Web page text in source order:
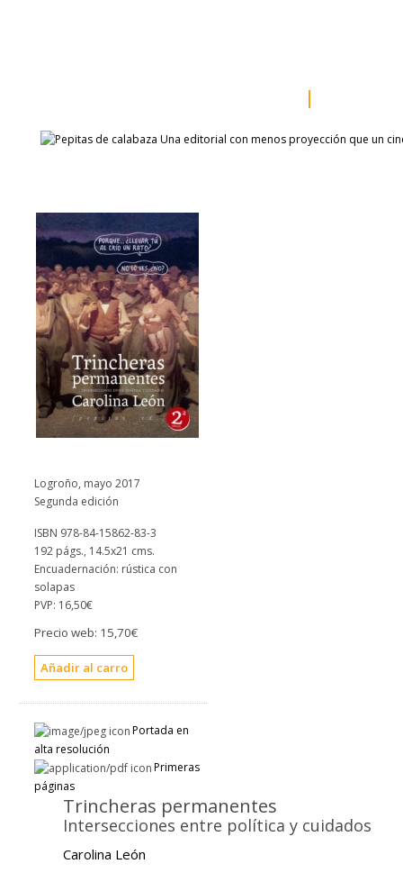
Logroño, mayo 2017
Segunda edición
ISBN 978-84-15862-83-3
192 págs., 14.5x21 cms.
Encuadernación: rústica con
solapas
PVP: 16,50€
Precio web: 15,70€
Portada en
alta resolución
Primeras
páginas
Trincheras permanentes
Intersecciones entre política y cuidados
Carolina León